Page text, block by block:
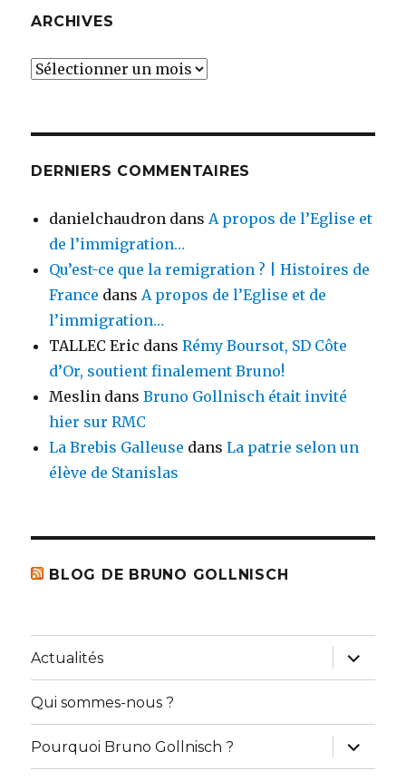
ARCHIVES
Archives
DERNIERS COMMENTAIRES
danielchaudron dansA propos de l’Eglise et
de l’immigration…
Qu’est-ce que la remigration ? | Histoires de
France dansA propos de l’Eglise et de
l’immigration…
TALLEC Eric dansRémy Boursot, SD Côte
d’Or, soutient finalement Bruno!
Meslin dansBruno Gollnisch était invité
hier sur RMC
La Brebis Galleuse dansLa patrie selon un
élève de Stanislas
BLOG DE BRUNO GOLLNISCH
Actualités
ouvrir
le
sous-
Qui sommes-nous ?
Pourquoi Bruno Gollnisch ?
ouvrir
le
sous-